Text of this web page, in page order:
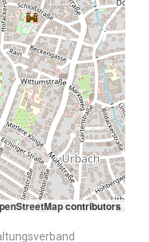
contributors